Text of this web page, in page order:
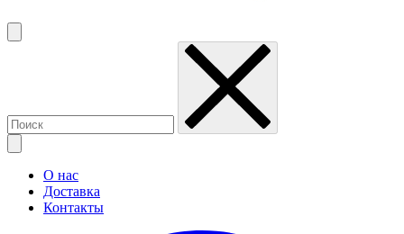
О нас
Доставка
Контакты